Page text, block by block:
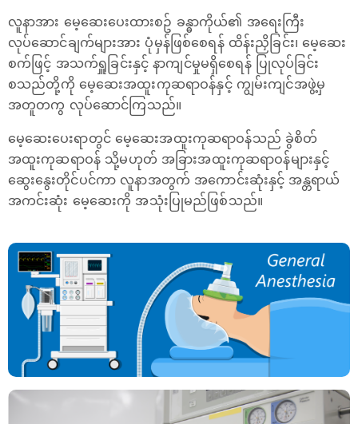
လူနာအား မေ့ဆေးပေးထားစဥ် ခန္ဓာကိုယ်၏ အရေးကြီး
လုပ်ဆောင်ချက်များအား ပုံမှန်ဖြစ်စေရန် ထိန်းညှိခြင်း၊ မေ့ဆေး
စက်ဖြင့် အသက်ရှူခြင်းနှင့် နာကျင်မှုမရှိစေရန် ပြုလုပ်ခြင်း
စသည်တို့ကို မေ့ဆေးအထူးကုဆရာဝန်နှင့် ကျွမ်းကျင်အဖွဲ့မှ
အတူတကွ လုပ်ဆောင်ကြသည်။
မေ့ဆေးပေးရာတွင် မေ့ဆေးအထူးကုဆရာဝန်သည် ခွဲစိတ်
အထူးကုဆရာဝန် သို့မဟုတ် အခြားအထူးကုဆရာဝန်များနှင့်
ဆွေးနွေးတိုင်ပင်ကာ လူနာအတွက် အကောင်းဆုံးနှင့် အန္တရာယ်
အကင်းဆုံး မေ့ဆေးကို အသုံးပြုမည်ဖြစ်သည်။